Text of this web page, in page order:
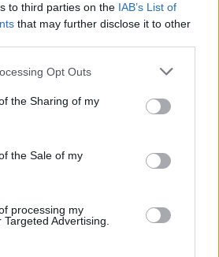
to third parties on the IAB’s List of
that may further disclose it to other
app uses one or more Google
or usage behaviour. You may click to
Google and its third-party tags to
specified purposes in below Google
Opt Outs
the Sharing of my
the Sale of my
processing my
Advertising.